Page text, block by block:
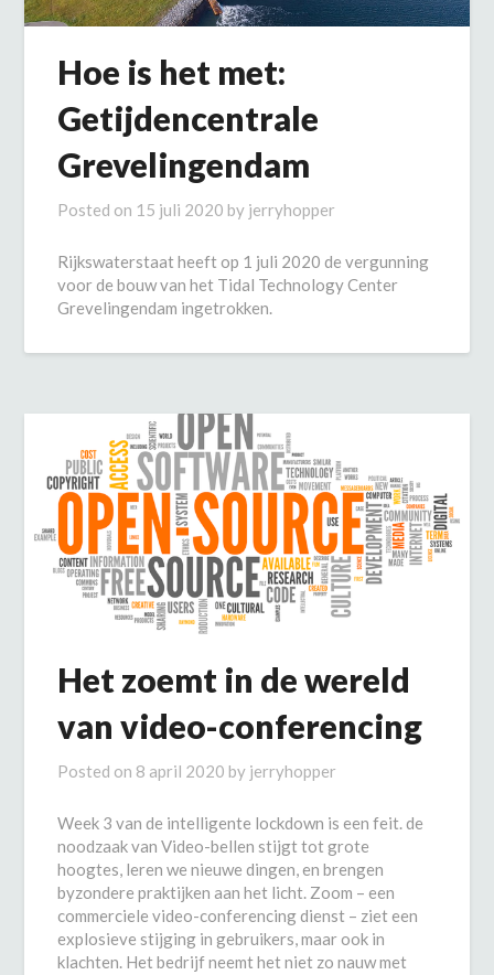
Hoe is het met:
Getijdencentrale
Grevelingendam
Posted on 15 juli 2020 by jerryhopper
Rijkswaterstaat heeft op 1 juli 2020 de vergunning
voor de bouw van het Tidal Technology Center
Grevelingendam ingetrokken.
Het zoemt in de wereld
van video-conferencing
Posted on 8 april 2020 by jerryhopper
Week 3 van de intelligente lockdown is een feit. de
noodzaak van Video-bellen stijgt tot grote
hoogtes, leren we nieuwe dingen, en brengen
byzondere praktijken aan het licht. Zoom – een
commerciele video-conferencing dienst – ziet een
explosieve stijging in gebruikers, maar ook in
klachten. Het bedrijf neemt het niet zo nauw met